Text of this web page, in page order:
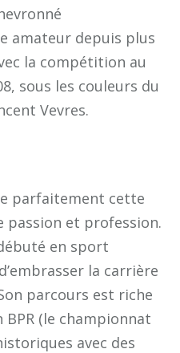
amateur depuis plus
la compétition au
sous les couleurs du
Vevres.
parfaitement cette
passion et profession.
en sport
la carrière
parcours est riche
BPR (le championnat
avec des